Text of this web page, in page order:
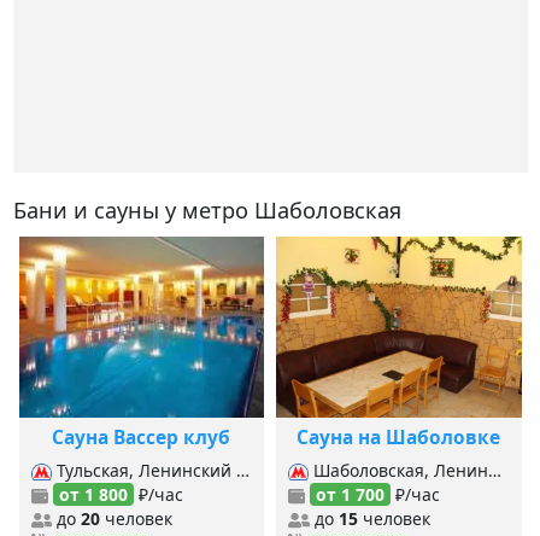
Бани и сауны у метро Шаболовская
Сауна Вассер клуб
Тульская, Ленинский проспект, Шаболовская,
от 1 800 ₽/час
до 20 человек
Сауна на Шаболовке
Шаболовская, Ленинский проспект, Площадь Гагарина,
от 1 700 ₽/час
до 15человек